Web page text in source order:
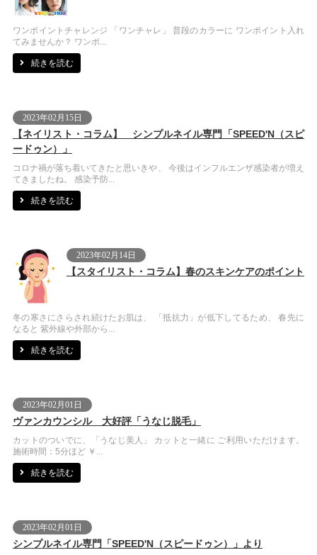
ワンポイントチャレンジ 「ワンチャレ」 普段のカラーに ワンポイント入れ
てみませんか？ ワンポ...
続きを読む
2023年02月15日
【ネイリスト・コラム】 シンプルネイル専門「SPEED'N（スピ
ードゥン）」
コロナ禍が落ち着いてきたと思いきや、 今後はインフルエンザ感染者が増え
てきましたね。 感染予防...
続きを読む
2023年02月14日
【スタイリスト・コラム】春のスキンケアのポイント
冬の寒さにさらされ続けたお肌は、 「抵抗力」が低下してるため、 春先に
なると 紫外線や外部から...
続きを読む
2023年02月01日
ヴァンカウンシル 大好評「うなじ脱毛」
カットのついでに、「うなじ美人」 カットと一緒に ご利用いただけます。
施術時間：5分ほど ￥...
続きを読む
2023年02月01日
シンプルネイル専門「SPEED'N（スピードゥン）」より